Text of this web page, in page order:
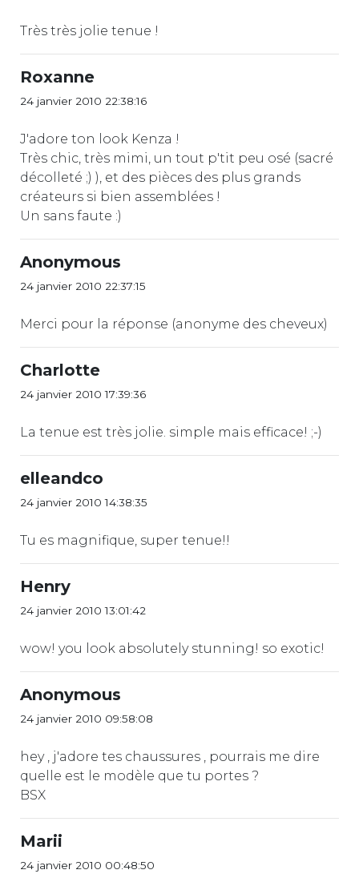
Très très jolie tenue !
Roxanne
24 janvier 2010 22:38:16
J'adore ton look Kenza !
Très chic, très mimi, un tout p'tit peu osé (sacré
décolleté ;) ), et des pièces des plus grands
créateurs si bien assemblées !
Un sans faute :)
Anonymous
24 janvier 2010 22:37:15
Merci pour la réponse (anonyme des cheveux)
Charlotte
24 janvier 2010 17:39:36
La tenue est très jolie. simple mais efficace! ;-)
elleandco
24 janvier 2010 14:38:35
Tu es magnifique, super tenue!!
Henry
24 janvier 2010 13:01:42
wow! you look absolutely stunning! so exotic!
Anonymous
24 janvier 2010 09:58:08
hey , j'adore tes chaussures , pourrais me dire
quelle est le modèle que tu portes ?
BSX
Marii
24 janvier 2010 00:48:50